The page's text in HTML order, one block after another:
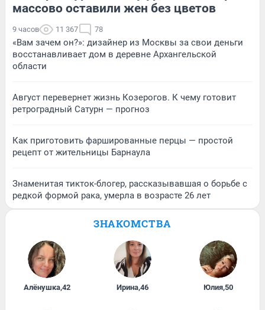
массово оставили жен без цветов
9 часов 11 367 78
«Вам зачем он?»: дизайнер из Москвы за свои деньги
восстанавливает дом в деревне Архангельской
области
Август перевернет жизнь Козерогов. К чему готовит
ретроградный Сатурн — прогноз
Как приготовить фаршированные перцы — простой
рецепт от жительницы Барнаула
Знаменитая тикток-блогер, рассказывавшая о борьбе с
редкой формой рака, умерла в возрасте 26 лет
ЗНАКОМСТВА
Алёнушка,42 Ирина,46 Юлия,50